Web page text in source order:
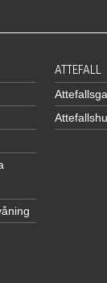
ATTEFALL